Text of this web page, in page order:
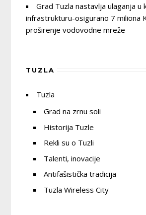
Grad Tuzla nastavlja ulaganja u
infrastrukturu-osigurano 7 miliona
proširenje vodovodne mreže
TUZLA
Tuzla
Grad na zrnu soli
Historija Tuzle
Rekli su o Tuzli
Talenti, inovacije
Antifašistička tradicija
Tuzla Wireless City